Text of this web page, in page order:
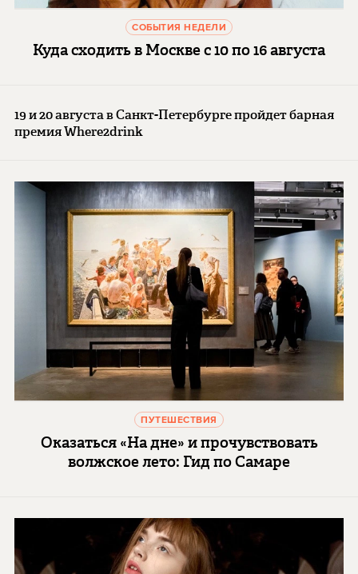
СОБЫТИЯ НЕДЕЛИ
Куда сходить в Москве с 10 по 16 августа
19 и 20 августа в Санкт-Петербурге пройдет барная
премия Where2drink
ПУТЕШЕСТВИЯ
Оказаться «На дне» и прочувствовать
волжское лето: Гид по Самаре